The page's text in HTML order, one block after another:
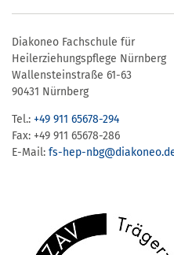
Diakoneo Fachschule für
Heilerziehungspflege Nürnberg
Wallensteinstraße 61-63
90431 Nürnberg
Tel.: +49 911 65678-294
Fax: +49 911 65678-286
E-Mail: fs-hep-